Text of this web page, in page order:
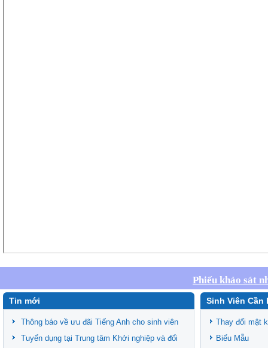
Phiếu khảo sát
Tin mới
Thông báo về ưu đãi Tiếng Anh cho sinh viên
Tuyển dụng tại Trung tâm Khởi nghiệp và đổi
Sinh Viên Cần
Thay đổi mật
Biểu Mẫu